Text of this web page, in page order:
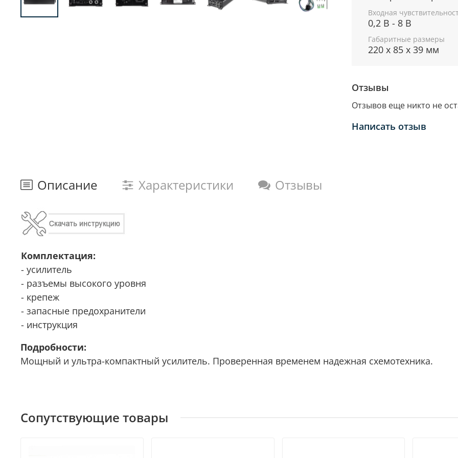
Входная
0,2 В - 8 В
Габаритные размеры
220 х 85 х 39 мм
Отзывы
Отзывов еще никто не
Написать отзыв
Описание Характеристики Отзывы
Комплектация:
- усилитель
- разъемы высокого уровня
- крепеж
- запасные предохранители
- инструкция
Подробности:
Мощный и ультра-компактный усилитель. Проверенная временем надежная схемотехника.
Сопутствующие товары